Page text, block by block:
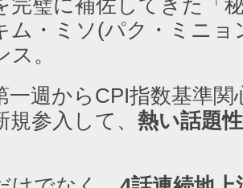
完璧に補佐してきた「
ム・ミソ(パク・ミニ
ス。
一週からCPI指数基準
規参入して、 熱い話題